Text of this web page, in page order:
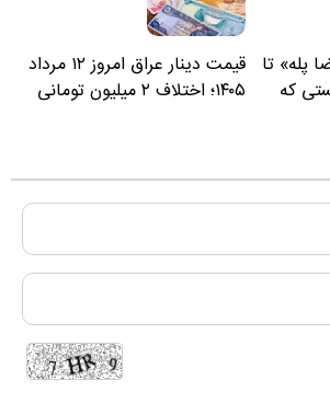
پله» تا
که
قیمت دینار عراق امروز ۱۲ مرداد
۱۴۰۵؛ اختلاف ۲ میلیون تومانی